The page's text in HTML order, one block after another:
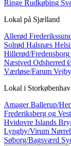
Ringe Rudkøbing
Lokal på Sjælland
Allerød
Solrød Halsnæs
Hillerød/Fredensborg
Næstved Odsherred
Værløse/Farum
Lokal i
AmagerBallerup/
Frederiksberg og
Hvidovre Islands
Lyngby/Virum
Søborg/Bagsværd